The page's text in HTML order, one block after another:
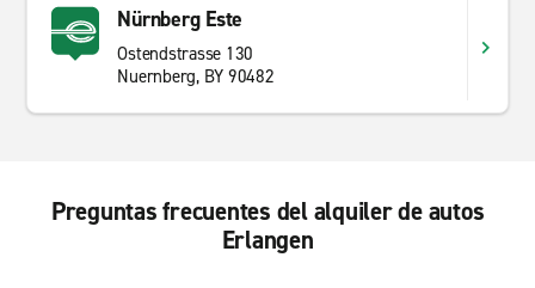
Nürnberg Este
Ostendstrasse 130
Nuernberg, BY 90482
Preguntas frecuentes del alquiler de autos
Erlangen